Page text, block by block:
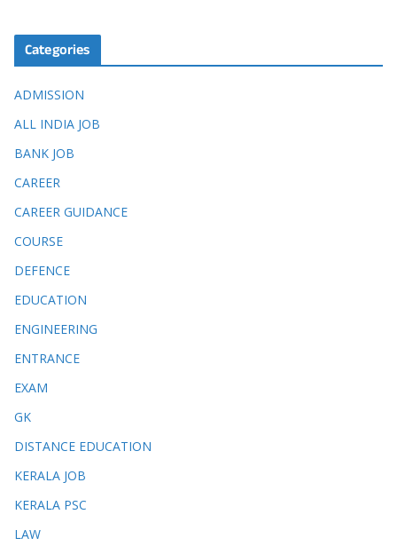
Categories
ADMISSION
ALL INDIA JOB
BANK JOB
CAREER
CAREER GUIDANCE
COURSE
DEFENCE
EDUCATION
ENGINEERING
ENTRANCE
EXAM
GK
DISTANCE EDUCATION
KERALA JOB
KERALA PSC
LAW